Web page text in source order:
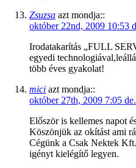
Zsuzsa azt mondja::
október 22nd, 2009 10:53
Irodatakarítás „FULL
egyedi
több éves gyakolat!
mici azt mondja::
október 27th, 2009 7:05 de.
Először is kellemes napot
Köszönjük az okítást ami
Cégünk a Csak Nektek
igényt kielégítő legyen.